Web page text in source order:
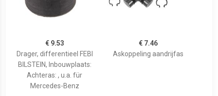
€ 9.53
Drager, differentieel FEBI
BILSTEIN, Inbouwplaats:
Achteras: , u.a. für
Mercedes-Benz
€ 7.46
Askoppeling aandrijfas